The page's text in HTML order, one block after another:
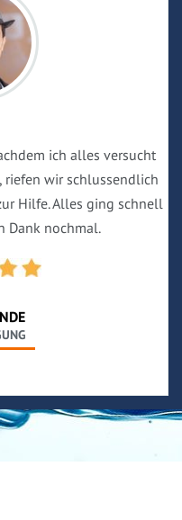
ich alles versucht
riefen wir schlussendlich
Hilfe. Alles ging schnell
Dank nochmal.